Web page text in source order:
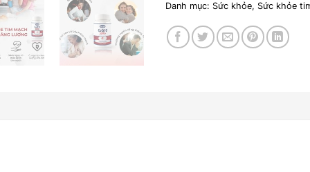
Danh mục: Sức khỏe, Sức khỏe